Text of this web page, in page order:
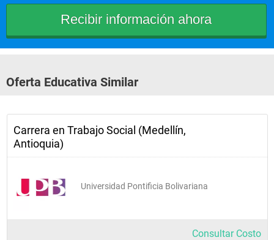
Contemporáneos
Habilidades de Negociación y
Construcción de Paz: Conflicto,
Oferta Educativa Similar
Carrera en Trabajo Social (Medellín,
Antioquia)
Universidad Pontificia Bolivariana
Consultar Costo